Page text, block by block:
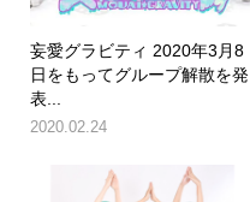
妄愛グラビティ 2020年3月8
日をもってグループ解散を発
表...
2020.02.24